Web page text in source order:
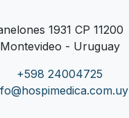
1931 CP 11200
Montevideo - Uruguay
+598 24004725